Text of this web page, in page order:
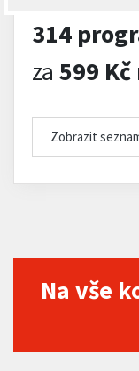
314
za 599
Zobrazit
Na vše